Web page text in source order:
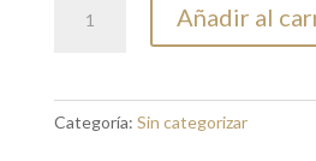
CAPILLUM
Cóctel
Añadir al
Categoría: Sin categorizar